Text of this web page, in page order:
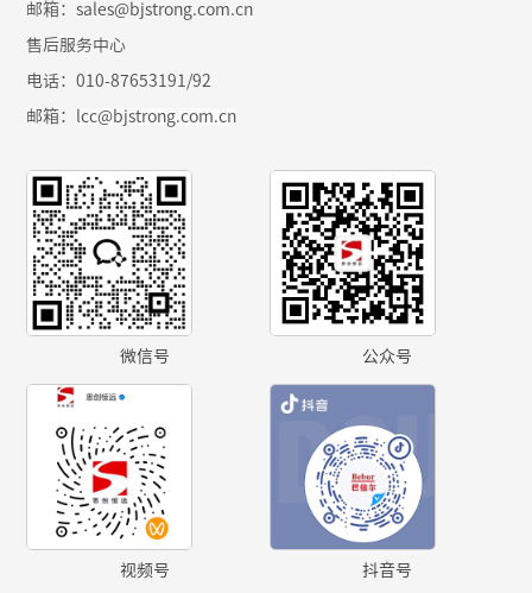
微信号 公众号
视频号 抖音号
邮箱：sales@bjstrong.com.cn
售后服务中心
电话：010-87653191/92
邮箱： lcc@bjstrong.com.cn